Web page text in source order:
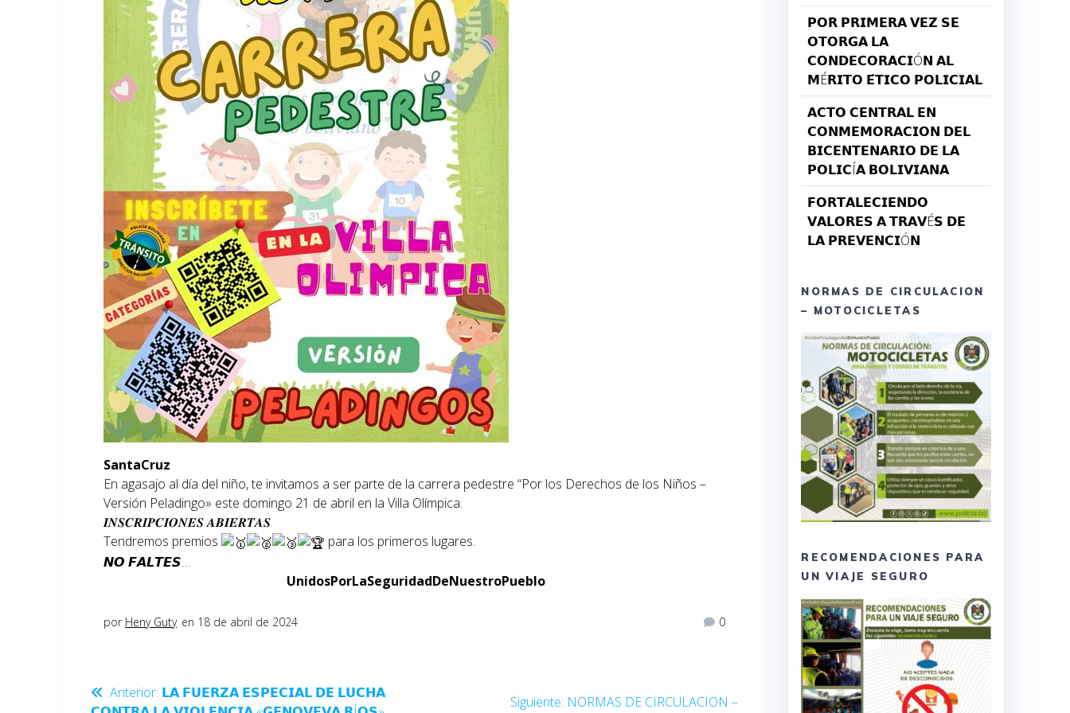
SantaCruz
En agasajo al día del niño, te invitamos a ser parte de la carrera pedestre “Por los Derechos de los Niños –
Versión Peladingo» este domingo 21 de abril en la Villa Olímpica.
𝑰𝑵𝑺𝑪𝑹𝑰𝑷𝑪𝑰𝑶𝑵𝑬𝑺 𝑨𝑩𝑰𝑬𝑹𝑻𝑨𝑺
Tendremos premios
para los primeros lugares.
𝙉𝙊 𝙁𝘼𝙇𝙏𝙀𝙎…
UnidosPorLaSeguridadDeNuestroPueblo
por Heny Guty en 18 de abril de 2024 0
Anterior: 𝗟𝗔 𝗙𝗨𝗘𝗥𝗭𝗔 𝗘𝗦𝗣𝗘𝗖𝗜𝗔𝗟 𝗗𝗘 𝗟𝗨𝗖𝗛𝗔
Siguiente: NORMAS DE CIRCULACION –
𝗣𝗢𝗥 𝗣𝗥𝗜𝗠𝗘𝗥𝗔 𝗩𝗘𝗭 𝗦𝗘
𝗢𝗧𝗢𝗥𝗚𝗔 𝗟𝗔
𝗖𝗢𝗡𝗗𝗘𝗖𝗢𝗥𝗔𝗖𝗜Ó𝗡 𝗔𝗟
𝗠É𝗥𝗜𝗧𝗢 𝗘́𝗧𝗜𝗖𝗢 𝗣𝗢𝗟𝗜𝗖𝗜𝗔𝗟
𝗔𝗖𝗧𝗢 𝗖𝗘𝗡𝗧𝗥𝗔𝗟 𝗘𝗡
𝗖𝗢𝗡𝗠𝗘𝗠𝗢𝗥𝗔𝗖𝗜𝗢𝗡 𝗗𝗘𝗟
𝗕𝗜𝗖𝗘𝗡𝗧𝗘𝗡𝗔𝗥𝗜𝗢 𝗗𝗘 𝗟𝗔
𝗣𝗢𝗟𝗜𝗖Í𝗔 𝗕𝗢𝗟𝗜𝗩𝗜𝗔𝗡𝗔
𝗙𝗢𝗥𝗧𝗔𝗟𝗘𝗖𝗜𝗘𝗡𝗗𝗢
𝗩𝗔𝗟𝗢𝗥𝗘𝗦 𝗔 𝗧𝗥𝗔𝗩É𝗦 𝗗𝗘
𝗟𝗔 𝗣𝗥𝗘𝗩𝗘𝗡𝗖𝗜Ó𝗡
NORMAS DE CIRCULACION
– MOTOCICLETAS
RECOMENDACIONES PARA
UN VIAJE SEGURO